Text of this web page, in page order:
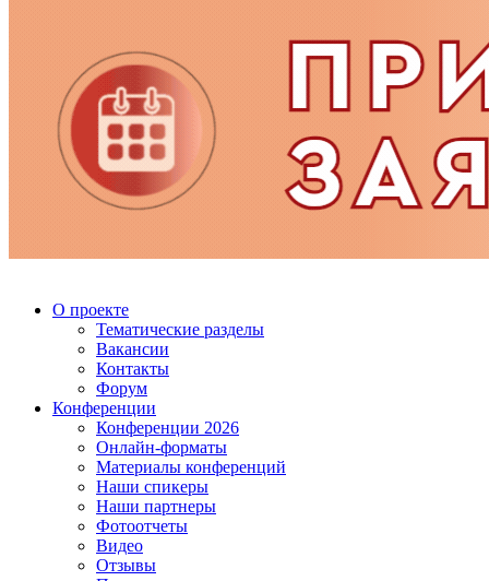
О проекте
Тематические разделы
Вакансии
Контакты
Форум
Конференции
Конференции 2026
Онлайн-форматы
Материалы конференций
Наши спикеры
Наши партнеры
Фотоотчеты
Видео
Отзывы